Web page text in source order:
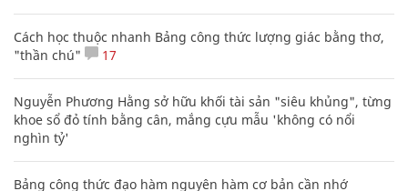
Cách học thuộc nhanh Bảng công thức lượng giác bằng thơ,
"thần chú"
17
Nguyễn Phương Hằng sở hữu khối tài sản "siêu khủng", từng
khoe sổ đỏ tính bằng cân, mắng cựu mẫu 'không có nổi
nghìn tỷ'
Bảng công thức đạo hàm nguyên hàm cơ bản cần nhớ